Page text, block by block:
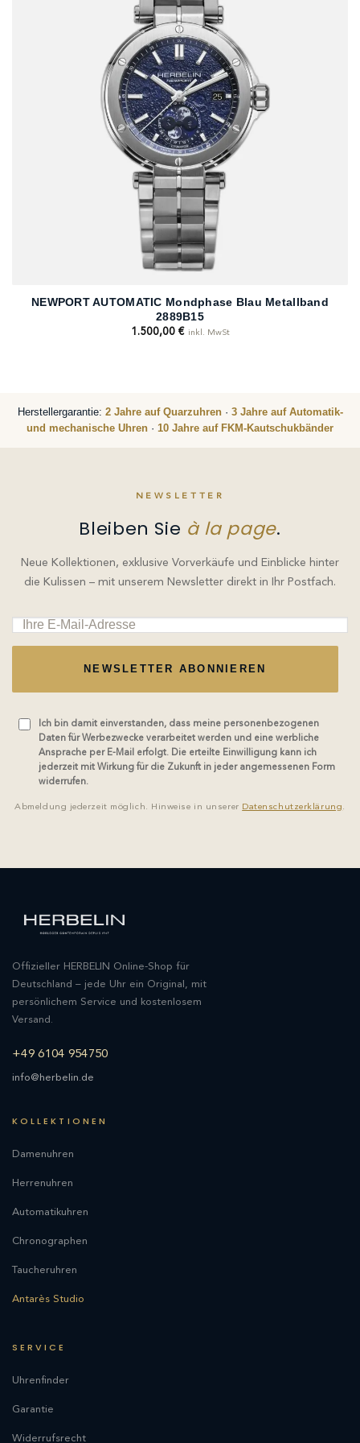
NEWPORT AUTOMATIC Mondphase Blau Metallband
2889B15
1.500,00 € inkl. MwSt
Herstellergarantie: 2 Jahre auf Quarzuhren· 3 Jahre auf Automatik-
und mechanische Uhren · 10 Jahre auf FKM-Kautschukbänder
NEWSLETTER
Bleiben Sie à la page.
Neue Kollektionen, exklusive Vorverkäufe und Einblicke hinter
die Kulissen – mit unserem Newsletter direkt in Ihr Postfach.
NEWSLETTER ABONNIEREN
Ich bin damit einverstanden, dass meine personenbezogenen
Daten für Werbezwecke verarbeitet werden und eine werbliche
Ansprache per E-Mail erfolgt. Die erteilte Einwilligung kann ich
jederzeit mit Wirkung für die Zukunft in jeder angemessenen Form
widerrufen.
Abmeldung jederzeit möglich. Hinweise in unserer Datenschutzerklärung.
Offizieller HERBELIN Online-Shop für
Deutschland – jede Uhr ein Original, mit
persönlichem Service und kostenlosem
Versand.
+49 6104 954750
info@herbelin.de
KOLLEKTIONEN
Damenuhren
Herrenuhren
Automatikuhren
Chronographen
Taucheruhren
Antarès Studio
SERVICE
Uhrenfinder
Garantie
Widerrufsrecht